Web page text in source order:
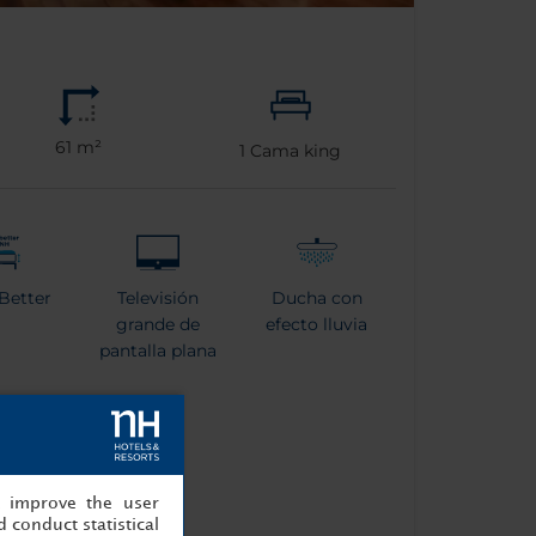
61 m² 1 Cama king
Televisión
grande de
pantalla plana
Ducha con
efecto lluvia
the user
conduct statistical